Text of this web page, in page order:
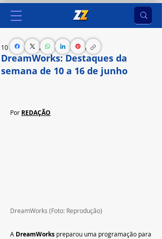
DreamWorks: Destaques da
semana de 10 a 16 de junho
10 de jun. de 2024 1 min de leitura
Por REDAÇÃO
DreamWorks (Foto: Reprodução)
A DreamWorks preparou uma programação para